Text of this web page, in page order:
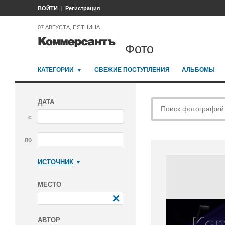
ВОЙТИ Регистрация
07 АВГУСТА, ПЯТНИЦА
Фото
КАТЕГОРИИ СВЕЖИЕ ПОСТУПЛЕНИЯ АЛЬБОМЫ
ДАТА
с
по
ИСТОЧНИК
МЕСТО
АВТОР